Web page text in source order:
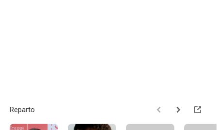
Reparto